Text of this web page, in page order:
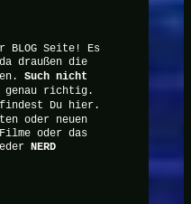
BLOG Seite! Es
draußen die
Such nicht
genau richtig.
Du hier.
oder neuen
oder das
NERD